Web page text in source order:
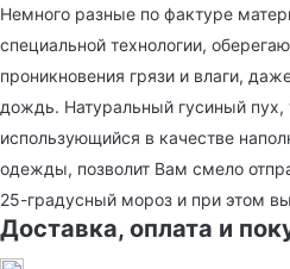
Немного разные по фактуре
специальной технологии,
проникновения грязи и влаги,
дождь. Натуральный гусиный пух,
использующийся в качестве
одежды, позволит Вам смело
25-градусный мороз и при этом
Доставка, оплата и